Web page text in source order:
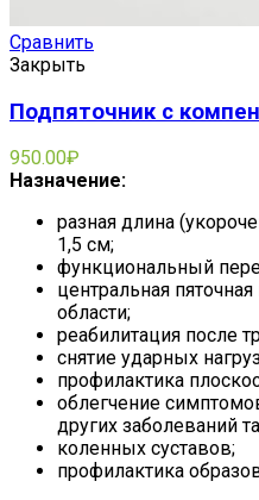
Сравнить
Закрыть
Подпяточник с
950.00₽
Назначение:
разная длина
1,5 см;
функциональный
центральная
области;
реабилитация после
снятие ударных
профилактика
облегчение
других заболеваний
коленных суставов;
профилактика